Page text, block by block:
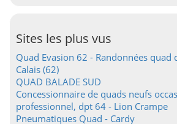
Sites les plus vus
Quad Evasion 62 - Randonnées quad
Calais (62)
QUAD BALADE SUD
Concessionnaire de quads neufs
professionnel, dpt 64 - Lion Crampe
Pneumatiques Quad - Cardy